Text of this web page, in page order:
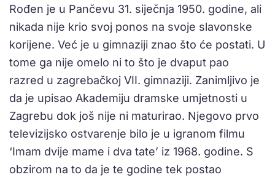
Rođen je u Pančevu 31. siječnja 1950. godine, ali
nikada nije krio svoj ponos na svoje slavonske
korijene. Već je u gimnaziji znao što će postati. U
tome ga nije omelo ni to što je dvaput pao
razred u zagrebačkoj VII. gimnaziji. Zanimljivo je
da je upisao Akademiju dramske umjetnosti u
Zagrebu dok još nije ni maturirao. Njegovo prvo
televizijsko ostvarenje bilo je u igranom filmu
‘Imam dvije mame i dva tate’ iz 1968. godine. S
obzirom na to da je te godine tek postao